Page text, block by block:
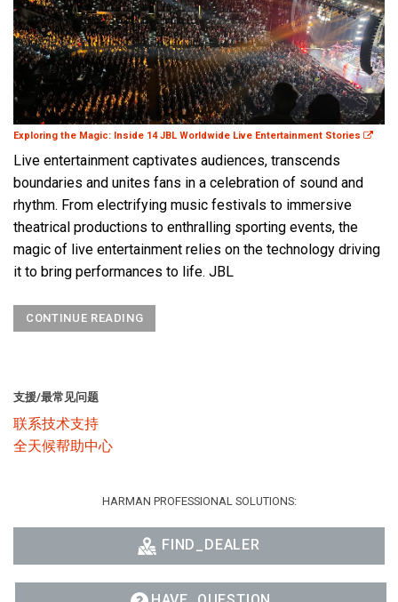
Exploring the Magic: Inside 14 JBL Worldwide Live Entertainment Stories
Live entertainment captivates audiences, transcends
boundaries and unites fans in a celebration of sound and
rhythm. From electrifying music festivals to immersive
theatrical productions to enthralling sporting events, the
magic of live entertainment relies on the technology driving
it to bring performances to life. JBL
CONTINUE READING
支援/最常见问题
联系技术支持
全天候帮助中心
HARMAN PROFESSIONAL SOLUTIONS:
FIND_DEALER